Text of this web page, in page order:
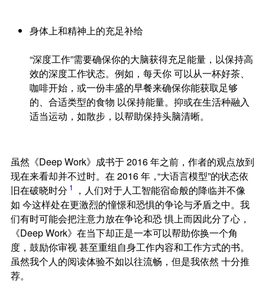
身体上和精神上的充足补给
“深度工作”需要确保你的大脑获得充足能量，以保持高
效的深度工作状态。例如，每天你 可以从一杯好茶、
咖啡开始，或一份丰盛的早餐来确保你能获取足够
的、合适类型的食物 以保持能量。抑或在生活种融入
适当运动，如散步，以帮助保持头脑清晰。
虽然《Deep Work》成书于2016年之前，作者的观点放到
现在来看却并不过时。在 2016年，“大语言模型”的状态依
旧在破晓时分 1
，人们对于人工智能宿命般的降临并不像
如 今这样处在更激烈的憧憬和恐惧的争论与矛盾之中。我
们有时可能会把注意力放在争论和恐 惧上而因此分了心，
《Deep Work》在当下却正是一本可以帮助你换一个角
度，鼓励你审视 甚至重组自身工作内容和工作方式的书。
虽然我个人的阅读体验不如以往流畅，但是我依然 十分推
荐。